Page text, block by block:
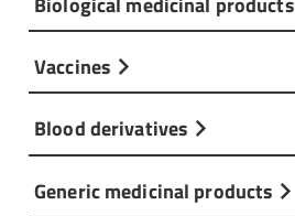
Vaccines
Blood derivatives
Generic medicinal products